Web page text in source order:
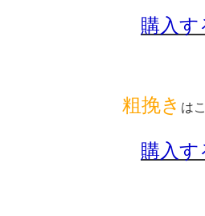
購入す
粗挽き は
購入す